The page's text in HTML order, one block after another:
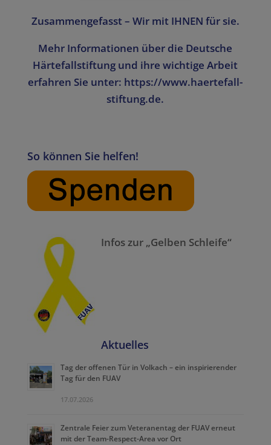
Zusammengefasst – Wirmit IHNEN für sie.
Mehr Informationen über die Deutsche
Härtefallstiftung und ihre wichtige Arbeit
erfahren Sie unter: https://www.haertefall-
stiftung.de.
So können Sie helfen!
Infos zur „Gelben Schleife“
Aktuelles
Tag der offenen Tür in Volkach – ein inspirierender
Tag für den FUAV
17.07.2026
Zentrale Feier zum Veteranentag der FUAV erneut
mit der Team-Respect-Area vor Ort